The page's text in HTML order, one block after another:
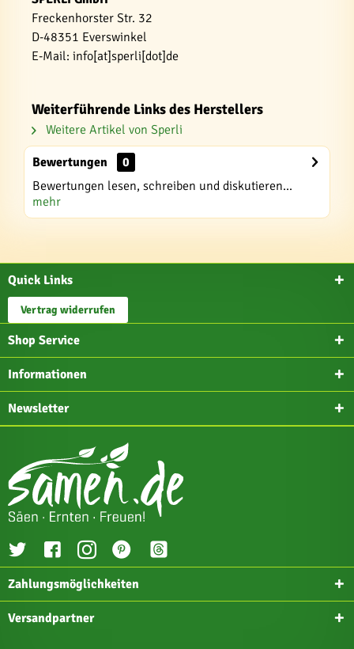
Freckenhorster Str. 32
D-48351 Everswinkel
E-Mail: info[at]sperli[dot]de
Weiterführende Links des Herstellers
Weitere Artikel von Sperli
Bewertungen
0
Bewertungen lesen, schreiben und diskutieren...
mehr
Quick Links
Vertrag widerrufen
Shop Service
Informationen
Newsletter
Zahlungsmöglichkeiten
Versandpartner